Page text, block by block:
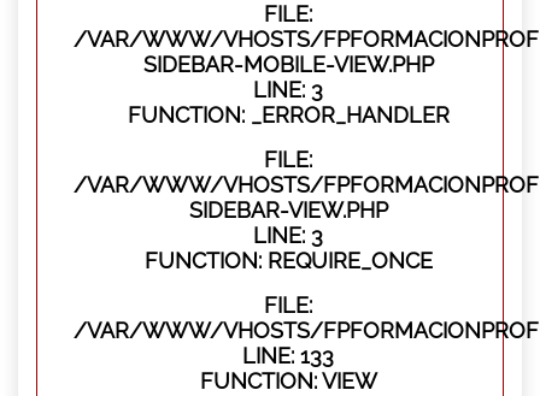
FILE:
/VAR/WWW/VHOSTS/
SIDEBAR-MOBILE-VIEW.PHP
LINE: 3
FUNCTION: _ERROR_HANDLER
FILE:
/VAR/WWW/VHOSTS/
SIDEBAR-VIEW.PHP
LINE: 3
FUNCTION: REQUIRE_ONCE
FILE:
/VAR/WWW/VHOSTS/
LINE: 133
FUNCTION: VIEW